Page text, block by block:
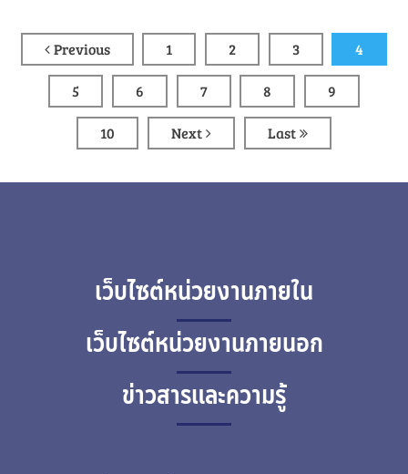
Previous 1 2 3 4
5 6 7 8 9
10 Next Last
เว็บไซต์หน่วยงานภายใน
เว็บไซต์หน่วยงานภายนอก
ข่าวสารและความรู้